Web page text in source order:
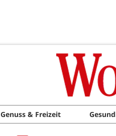
Genuss & Freizeit